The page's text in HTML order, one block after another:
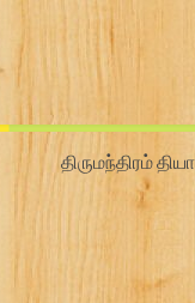
திருமந்திரம்